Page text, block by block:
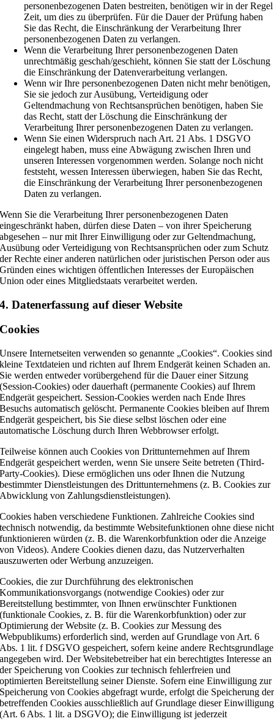
personenbezogenen Daten bestreiten, benötigen wir in der Regel
Zeit, um dies zu überprüfen. Für die Dauer der Prüfung haben
Sie das Recht, die Einschränkung der Verarbeitung Ihrer
personenbezogenen Daten zu verlangen.
Wenn die Verarbeitung Ihrer personenbezogenen Daten
unrechtmäßig geschah/geschieht, können Sie statt der Löschung
die Einschränkung der Datenverarbeitung verlangen.
Wenn wir Ihre personenbezogenen Daten nicht mehr benötigen,
Sie sie jedoch zur Ausübung, Verteidigung oder
Geltendmachung von Rechtsansprüchen benötigen, haben Sie
das Recht, statt der Löschung die Einschränkung der
Verarbeitung Ihrer personenbezogenen Daten zu verlangen.
Wenn Sie einen Widerspruch nach Art. 21 Abs. 1 DSGVO
eingelegt haben, muss eine Abwägung zwischen Ihren und
unseren Interessen vorgenommen werden. Solange noch nicht
feststeht, wessen Interessen überwiegen, haben Sie das Recht,
die Einschränkung der Verarbeitung Ihrer personenbezogenen
Daten zu verlangen.
Wenn Sie die Verarbeitung Ihrer personenbezogenen Daten
eingeschränkt haben, dürfen diese Daten – von ihrer Speicherung
abgesehen – nur mit Ihrer Einwilligung oder zur Geltendmachung,
Ausübung oder Verteidigung von Rechtsansprüchen oder zum Schutz
der Rechte einer anderen natürlichen oder juristischen Person oder aus
Gründen eines wichtigen öffentlichen Interesses der Europäischen
Union oder eines Mitgliedstaats verarbeitet werden.
4. Datenerfassung auf dieser Website
Cookies
Unsere Internetseiten verwenden so genannte „Cookies“. Cookies sind
kleine Textdateien und richten auf Ihrem Endgerät keinen Schaden an.
Sie werden entweder vorübergehend für die Dauer einer Sitzung
(Session-Cookies) oder dauerhaft (permanente Cookies) auf Ihrem
Endgerät gespeichert. Session-Cookies werden nach Ende Ihres
Besuchs automatisch gelöscht. Permanente Cookies bleiben auf Ihrem
Endgerät gespeichert, bis Sie diese selbst löschen oder eine
automatische Löschung durch Ihren Webbrowser erfolgt.
Teilweise können auch Cookies von Drittunternehmen auf Ihrem
Endgerät gespeichert werden, wenn Sie unsere Seite betreten (Third-
Party-Cookies). Diese ermöglichen uns oder Ihnen die Nutzung
bestimmter Dienstleistungen des Drittunternehmens (z. B. Cookies zur
Abwicklung von Zahlungsdienstleistungen).
Cookies haben verschiedene Funktionen. Zahlreiche Cookies sind
technisch notwendig, da bestimmte Websitefunktionen ohne diese nicht
funktionieren würden (z. B. die Warenkorbfunktion oder die Anzeige
von Videos). Andere Cookies dienen dazu, das Nutzerverhalten
auszuwerten oder Werbung anzuzeigen.
Cookies, die zur Durchführung des elektronischen
Kommunikationsvorgangs (notwendige Cookies) oder zur
Bereitstellung bestimmter, von Ihnen erwünschter Funktionen
(funktionale Cookies, z. B. für die Warenkorbfunktion) oder zur
Optimierung der Website (z. B. Cookies zur Messung des
Webpublikums) erforderlich sind, werden auf Grundlage von Art. 6
Abs. 1 lit. f DSGVO gespeichert, sofern keine andere Rechtsgrundlage
angegeben wird. Der Websitebetreiber hat ein berechtigtes Interesse an
der Speicherung von Cookies zur technisch fehlerfreien und
optimierten Bereitstellung seiner Dienste. Sofern eine Einwilligung zur
Speicherung von Cookies abgefragt wurde, erfolgt die Speicherung der
betreffenden Cookies ausschließlich auf Grundlage dieser Einwilligung
(Art. 6 Abs. 1 lit. a DSGVO); die Einwilligung ist jederzeit